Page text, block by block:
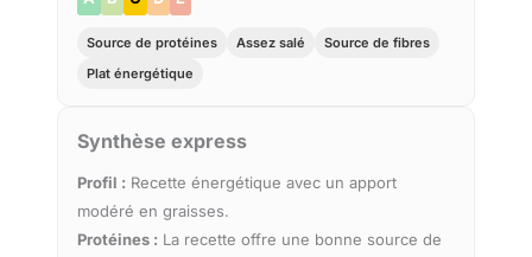
Source de protéines Assez salé
Source de fibres
Plat énergétique
Synthèse express
Profil : Recette énergétique avec un apport
modéré en graisses.
Protéines : La recette offre une bonne source de